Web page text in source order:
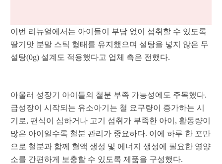
이번 리뉴얼에서는 아이들이 부담 없이 섭취할 수 있도록
딸기맛 분말 스틱 형태를 유지했으며 설탕을 넣지 않은 무
설탕(0g) 설계도 적용했다고 업체 측은 전했다.
아울러 성장기 아이들의 철분 부족 가능성에도 주목했다.
급성장이 시작되는 유소아기는 철 요구량이 증가하는 시
기로, 편식이 심하거나 고기 섭취가 부족한 아이, 활동량이
많은 아이일수록 철분 관리가 중요하다. 이에 하루 한 포만
으로 철분과 함께 혈액 생성 및 에너지 생성에 필요한 영양
소를 간편하게 보충할 수 있도록 제품을 구성했다.